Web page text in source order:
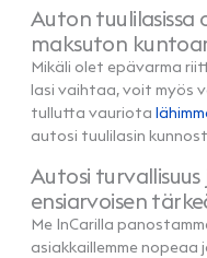
Auton tuulilasissa
maksuton
Mikäli olet epävarma
lasi vaihtaa, voit myös
tullutta vauriota
autosi tuulilasin
Autosi
ensiarvoisen
Me InCarilla
asiakkaillemme